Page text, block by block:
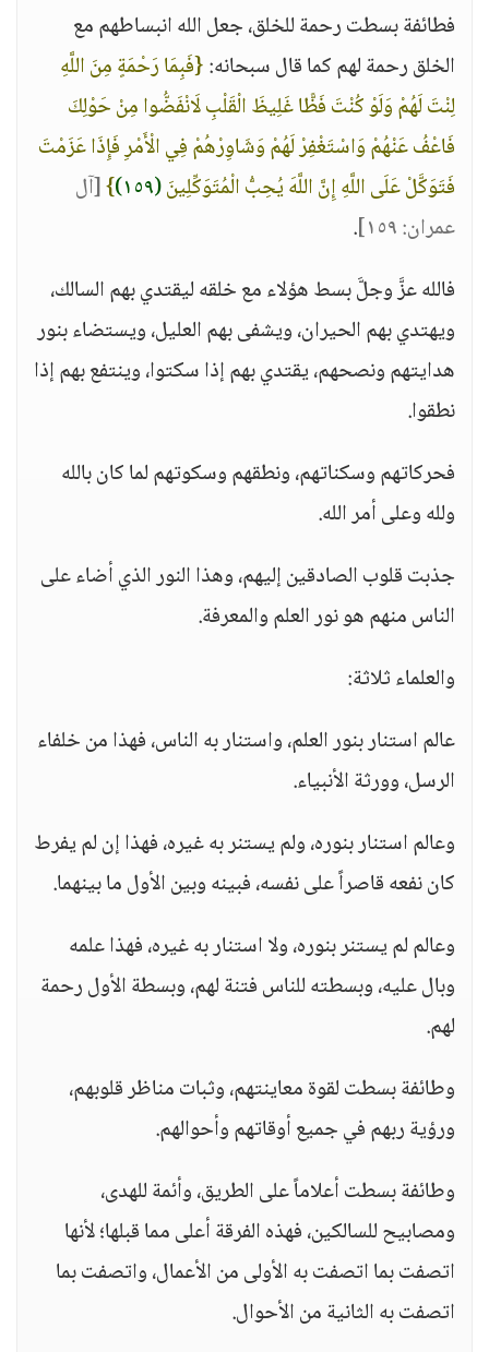
فطائفة بسطت رحمة للخلق، جعل الله انبساطهم مع
الخلق رحمة لهم كما قال سبحانه:{فَبِمَا رَحْمَةٍ مِنَ اللَّهِ
لِنْتَ لَهُمْ وَلَوْ كُنْتَ فَظًّا غَلِيظَ الْقَلْبِ لَانْفَضُّوا مِنْ حَوْلِكَ
فَاعْفُ عَنْهُمْ وَاسْتَغْفِرْ لَهُمْ وَشَاوِرْهُمْ فِي الْأَمْرِ فَإِذَا عَزَمْتَ
فَتَوَكَّلْ عَلَى اللَّهِ إِنَّ اللَّهَ يُحِبُّ الْمُتَوَكِّلِينَ(١٥٩) }[آل
عمران: ١٥٩]
.
فالله عزَّ وجلَّ بسط هؤلاء مع خلقه ليقتدي بهم السالك،
ويهتدي بهم الحيران، ويشفى بهم العليل، ويستضاء بنور
هدايتهم ونصحهم، يقتدي بهم إذا سكتوا، وينتفع بهم إذا
نطقوا.
فحركاتهم وسكناتهم، ونطقهم وسكوتهم لما كان بالله
ولله وعلى أمر الله.
جذبت قلوب الصادقين إليهم، وهذا النور الذي أضاء على
الناس منهم هو نور العلم والمعرفة.
والعلماء ثلاثة:
عالم استنار بنور العلم، واستنار به الناس، فهذا من خلفاء
الرسل، وورثة الأنبياء.
وعالم استنار بنوره، ولم يستنر به غيره، فهذا إن لم يفرط
كان نفعه قاصراً على نفسه، فبينه وبين الأول ما بينهما.
وعالم لم يستنر بنوره، ولا استنار به غيره، فهذا علمه
وبال عليه، وبسطته للناس فتنة لهم، وبسطة الأول رحمة
لهم.
وطائفة بسطت لقوة معاينتهم، وثبات مناظر قلوبهم،
ورؤية ربهم في جميع أوقاتهم وأحوالهم.
وطائفة بسطت أعلاماً على الطريق، وأئمة للهدى،
ومصابيح للسالكين، فهذه الفرقة أعلى مما قبلها؛ لأنها
اتصفت بما اتصفت به الأولى من الأعمال، واتصفت بما
اتصفت به الثانية من الأحوال.